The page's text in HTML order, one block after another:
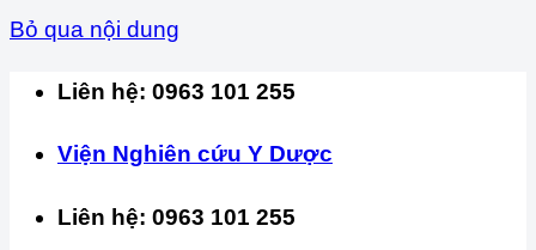
Bỏ qua nội dung
Liên hệ: 0963 101 255
Viện Nghiên cứu Y Dược
Liên hệ: 0963 101 255